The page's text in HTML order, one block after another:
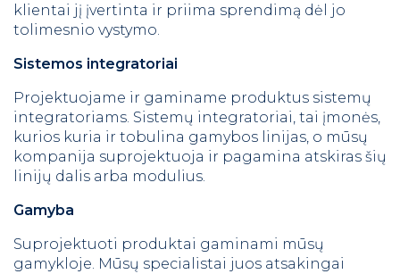
klientai jį įvertinta ir priima sprendimą dėl jo
tolimesnio vystymo.
Sistemos integratoriai
Projektuojame ir gaminame produktus sistemų
integratoriams. Sistemų integratoriai, tai įmonės,
kurios kuria ir tobulina gamybos linijas, o mūsų
kompanija suprojektuoja ir pagamina atskiras šių
linijų dalis arba modulius.
Gamyba
Suprojektuoti produktai gaminami mūsų
gamykloje. Mūsų specialistai juos atsakingai